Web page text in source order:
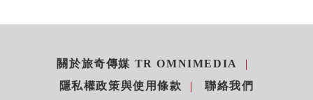
關於旅奇傳媒 TR OMNIMEDIA
隱私權政策與使用條款
聯絡我們